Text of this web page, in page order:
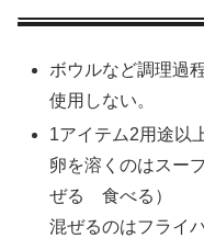
ボウルなど調理過
使用しない。
1アイテム2用途以
卵を溶くのはスー
ぜる 食べる）
混ぜるのはフライ